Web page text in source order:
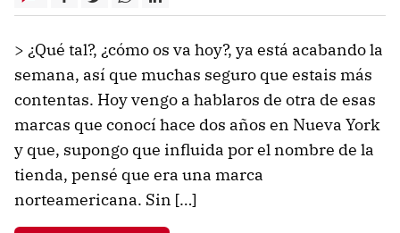
> ¿Qué tal?, ¿cómo os va hoy?, ya está acabando la
semana, así que muchas seguro que estais más
contentas. Hoy vengo a hablaros de otra de esas
marcas que conocí hace dos años en Nueva York
y que, supongo que influida por el nombre de la
tienda, pensé que era una marca
norteamericana. Sin […]